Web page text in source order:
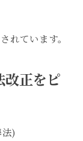
れています。
改正をピ
)